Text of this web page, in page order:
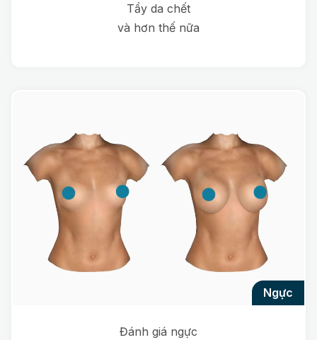
Tẩy da chết
và hơn thế nữa
ngực
Đánh giá ngực